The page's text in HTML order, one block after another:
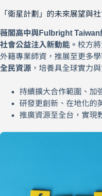
「衛星計劃」的未來展望與
薇閣高中與Fulbright Taiwan
社會公益注入新動能。 校方
外籍專業師資，推展至更多
全民資源 ，培養具全球實力
持續擴大合作範圍、加
研發更創新、在地化的
推廣資源至全台，實現